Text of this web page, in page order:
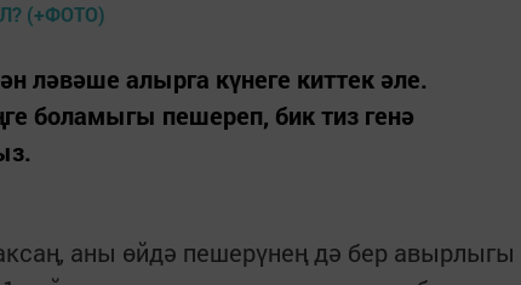
ләвәше алырга күнеге киттек әле.
боламыгы пешереп, бик тиз генә
аны өйдә пешерүнең дә бер авырлыгы